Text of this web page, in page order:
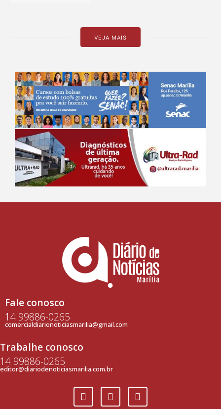
VEJA MAIS
Fale conosco
14 99886-0265
comercialdiarionoticiasmarilia@gmail.com
Trabalhe conosco
14 99886-0265
editor@diariodenoticiasmarilia.com.br